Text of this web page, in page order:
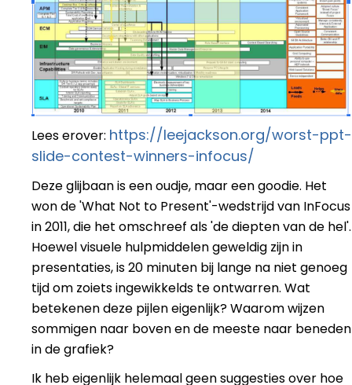
Lees erover: https://leejackson.org/worst-ppt-
slide-contest-winners-infocus/
Deze glijbaan is een oudje, maar een goodie. Het
won de 'What Not to Present'-wedstrijd van InFocus
in 2011, die het omschreef als 'de diepten van de hel'.
Hoewel visuele hulpmiddelen geweldig zijn in
presentaties, is 20 minuten bij lange na niet genoeg
tijd om zoiets ingewikkelds te ontwarren. Wat
betekenen deze pijlen eigenlijk? Waarom wijzen
sommigen naar boven en de meeste naar beneden
in de grafiek?
Ik heb eigenlijk helemaal geen suggesties over hoe